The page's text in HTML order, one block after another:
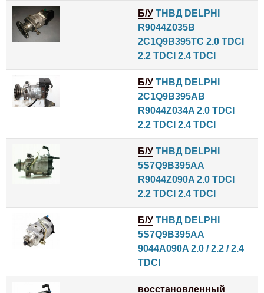
Б/У ТНВД DELPHI
R9044Z035B
2C1Q9B395TC 2.0 TDCI
2.2 TDCI 2.4 TDCI
Б/У ТНВД DELPHI
2C1Q9B395AB
R9044Z034A 2.0 TDCI
2.2 TDCI 2.4 TDCI
Б/У ТНВД DELPHI
5S7Q9B395AA
R9044Z090A 2.0 TDCI
2.2 TDCI 2.4 TDCI
Б/У ТНВД DELPHI
5S7Q9B395AA
9044A090A 2.0 / 2.2 / 2.4
TDCI
восстановленный